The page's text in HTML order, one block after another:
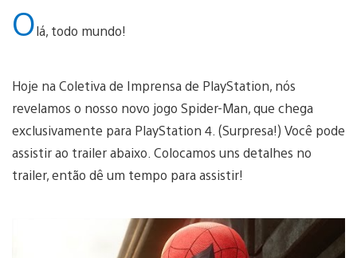
Olá, todo mundo!
Hoje na Coletiva de Imprensa de PlayStation, nós
revelamos o nosso novo jogo Spider-Man, que chega
exclusivamente para PlayStation 4. (Surpresa!) Você pode
assistir ao trailer abaixo. Colocamos uns detalhes no
trailer, então dê um tempo para assistir!